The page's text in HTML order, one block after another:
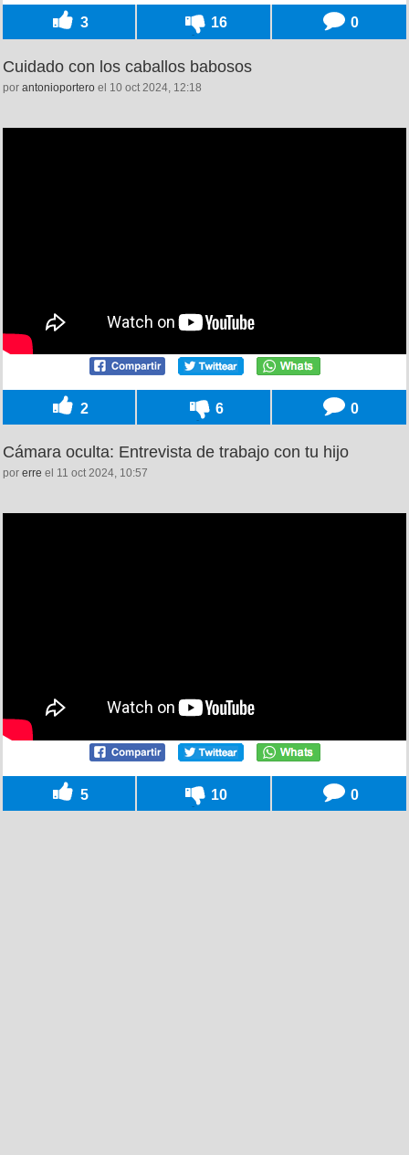
3 16 0
Cuidado con los caballos babosos
por antonioportero el 10 oct 2024, 12:18
2 6 0
Cámara oculta: Entrevista de trabajo con tu hijo
por erre el 11 oct 2024, 10:57
5 10 0